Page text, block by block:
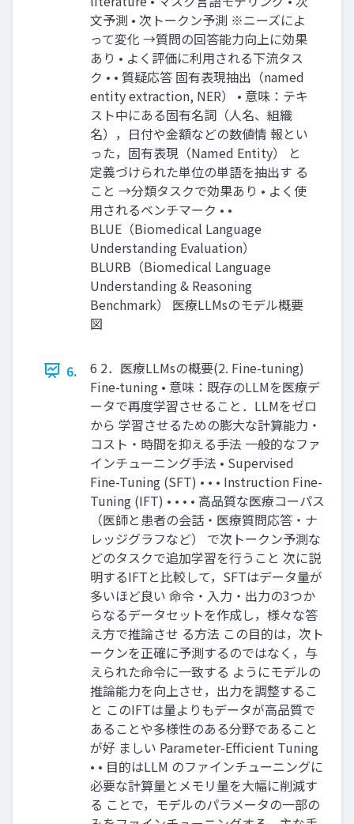
⽂予測 • 次トークン予測 ※ニーズによ
って変化 →質問の回答能⼒向上に効果
あり • よく評価に利⽤される下流タス
ク • • 質疑応答 固有表現抽出（named
entity extraction, NER） • 意味：テキ
スト中にある固有名詞（⼈名、組織
名），⽇付や⾦額などの数値情 報とい
った，固有表現（Named Entity） と
定義づけられた単位の単語を抽出す る
こと →分類タスクで効果あり • よく使
⽤されるベンチマーク • •
BLUE（Biomedical Language
Understanding Evaluation）
BLURB（Biomedical Language
Understanding & Reasoning
Benchmark） 医療LLMsのモデル概要
図
6.
6 2．医療LLMsの概要(2. Fine-tuning)
Fine-tuning • 意味：既存のLLMを医療デ
ータで再度学習させること．LLMをゼロ
から 学習させるための膨⼤な計算能⼒・
コスト・時間を抑える⼿法 ⼀般的なファ
インチューニング⼿法 • Supervised
Fine-Tuning (SFT) • • • Instruction Fine-
Tuning (IFT) • • • • ⾼品質な医療コーパス
（医師と患者の会話・医療質問応答・ナ
レッジグラフなど） で次トークン予測な
どのタスクで追加学習を⾏うこと 次に説
明するIFTと⽐較して，SFTはデータ量が
多いほど良い 命令・⼊⼒・出⼒の3つか
らなるデータセットを作成し，様々な答
え⽅で推論させ る⽅法 この⽬的は，次ト
ークンを正確に予測するのではなく，与
えられた命令に⼀致する ようにモデルの
推論能⼒を向上させ，出⼒を調整するこ
と このIFTは量よりもデータが⾼品質で
あることや多様性のある分野であること
が好 ましい Parameter-Eﬃcient Tuning
• • ⽬的はLLM のファインチューニングに
必要な計算量とメモリ量を⼤幅に削減す
る ことで，モデルのパラメータの⼀部の